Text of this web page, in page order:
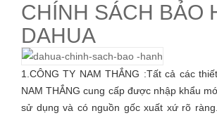
CHÍNH SÁCH BẢO
DAHUA
1.CÔNG TY NAM THẮNG :Tất cả các
NAM THẮNG cung cấp được nhập khẩu
sử dụng và có nguồn gốc xuất xứ rõ